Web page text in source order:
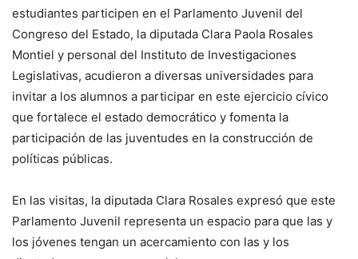
estudiantes participen en el Parlamento Juvenil del
Congreso del Estado, la diputada Clara Paola Rosales
Montiel y personal del Instituto de Investigaciones
Legislativas, acudieron a diversas universidades para
invitar a los alumnos a participar en este ejercicio cívico
que fortalece el estado democrático y fomenta la
participación de las juventudes en la construcción de
políticas públicas.
En las visitas, la diputada Clara Rosales expresó que este
Parlamento Juvenil representa un espacio para que las y
los jóvenes tengan un acercamiento con las y los